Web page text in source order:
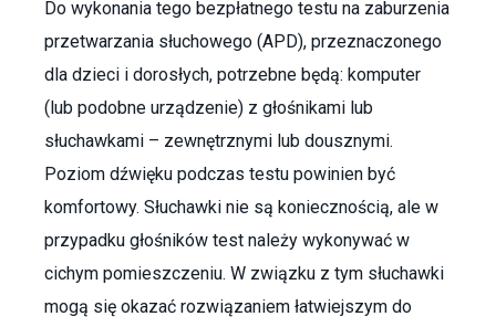
Do wykonania tego bezpłatnego testu na zaburzenia
przetwarzania słuchowego (APD), przeznaczonego
dla dzieci i dorosłych, potrzebne będą: komputer
(lub podobne urządzenie) z głośnikami lub
słuchawkami – zewnętrznymi lub dousznymi.
Poziom dźwięku podczas testu powinien być
komfortowy. Słuchawki nie są koniecznością, ale w
przypadku głośników test należy wykonywać w
cichym pomieszczeniu. W związku z tym słuchawki
mogą się okazać rozwiązaniem łatwiejszym do